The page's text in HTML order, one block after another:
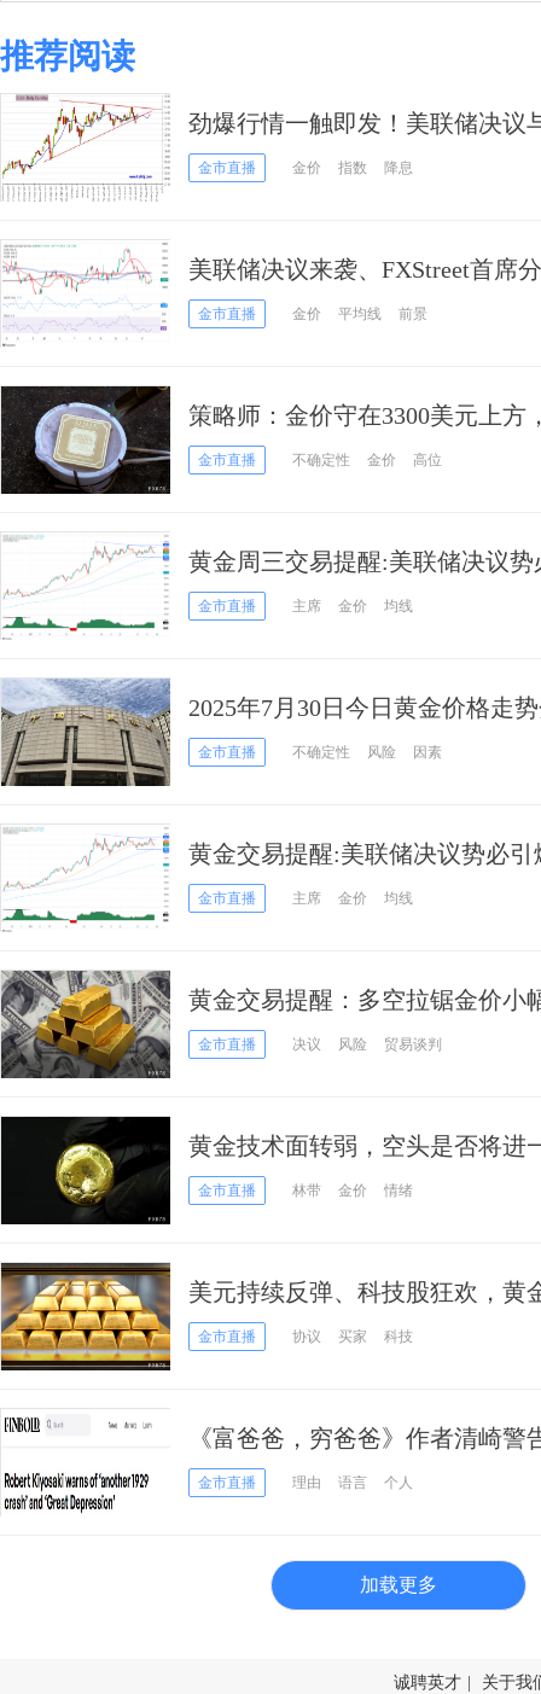
推荐阅读
劲爆行情一触即发！美联储决议
美元指数、日元、欧元、英镑、
金市直播 金价 指数 降息
美联储决议来袭、FXStreet首席
关注重要阻力和支撑
金市直播 金价 平均线 前景
策略师：金价守在3300美元上方
金市直播 不确定性 金价 高位
黄金周三交易提醒:美联储决议势
析师金价技术分析
金市直播 主席 金价 均线
2025年7月30日今日黄金价格走
金市直播 不确定性 风险 因素
黄金交易提醒:美联储决议势必引
金价技术分析
金市直播 主席 金价 均线
黄金交易提醒：多空拉锯金价小
美国GDP和“小非农”来袭！
金市直播 决议 风险 贸易谈判
黄金技术面转弱，空头是否将进
金市直播 林带 金价 情绪
美元持续反弹、科技股狂欢，黄
金市直播 协议 买家 科技
《富爸爸，穷爸爸》作者清崎警
盘”和“大萧条”
金市直播 理由 语言 个人
加载更多
诚聘英才 关于我